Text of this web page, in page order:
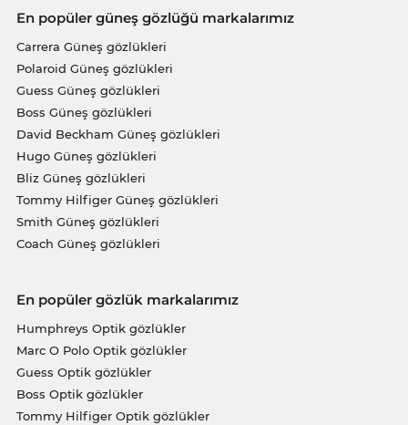
En popüler güneş gözlüğü markalarımız
Carrera Güneş gözlükleri
Polaroid Güneş gözlükleri
Guess Güneş gözlükleri
Boss Güneş gözlükleri
David Beckham Güneş gözlükleri
Hugo Güneş gözlükleri
Bliz Güneş gözlükleri
Tommy Hilfiger Güneş gözlükleri
Smith Güneş gözlükleri
Coach Güneş gözlükleri
En popüler gözlük markalarımız
Humphreys Optik gözlükler
Marc O Polo Optik gözlükler
Guess Optik gözlükler
Boss Optik gözlükler
Tommy Hilfiger Optik gözlükler